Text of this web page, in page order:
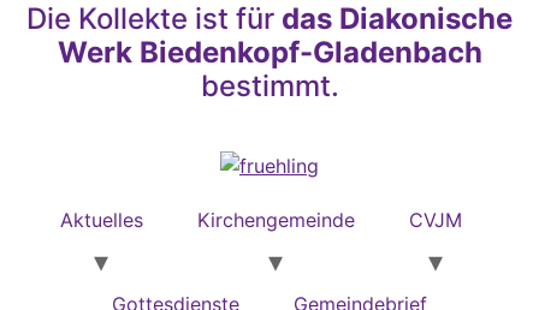
Die Kollekte ist für das Diakonische
Werk Biedenkopf-Gladenbach
bestimmt.
Aktuelles Kirchengemeinde CVJM
Gottesdienste Gemeindebrief